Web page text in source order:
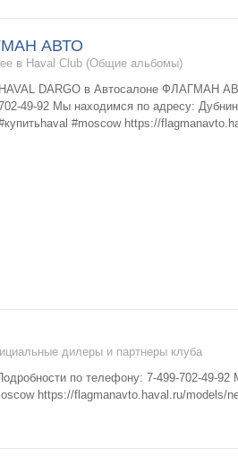
АВТО
в Haval Club (Общие альбомы)
HAVAL DARGO в Автосалоне ФЛАГМАН
49-92 Мы находимся по адресу:
#moscow https://
дилеры и партнеры клуба
по телефону: 7-499-702-49-92
https://flagmanavto.haval.ru/models/